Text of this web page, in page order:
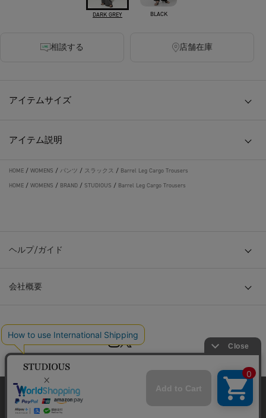
DARK GREY BLACK
相談する 店舗在庫
アイテムサイズ
アイテム説明
HOME / WOMENS / パンツ / スラックス / Barrel Leg Cargo Trousers
HOME / WOMENS / BRAND / STUDIOUS / Barrel Leg Cargo Trousers
ヘルプ/ガイド
会社概要
© TOKYO BASE CO., LTD
当サイトはクッキー(cookie)を使用します。クッキーはサイト内
の一部の機能および、サイトの使用状況の分析からマーケティ